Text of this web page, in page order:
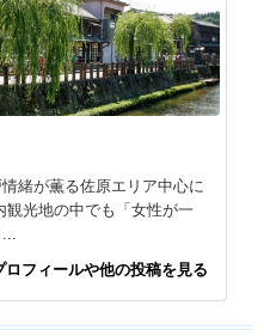
緒が薫る佐原エリア中心に
光地の中でも「女性が一
フィールや他の投稿を見る